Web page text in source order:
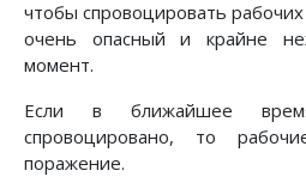
чтобы спровоцировать
очень опасный и крайне
момент.
Если в ближайшее
спровоцировано, то
поражение.